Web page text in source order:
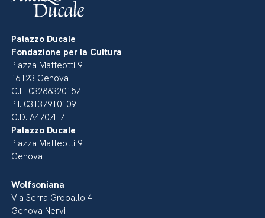
Palazzo Ducale
Fondazione per la Cultura
Piazza Matteotti 9
16123 Genova
C.F. 03288320157
P.I. 03137910109
C.D. A4707H7
Palazzo Ducale
Piazza Matteotti 9
Genova
Wolfsoniana
Via Serra Gropallo 4
Genova Nervi